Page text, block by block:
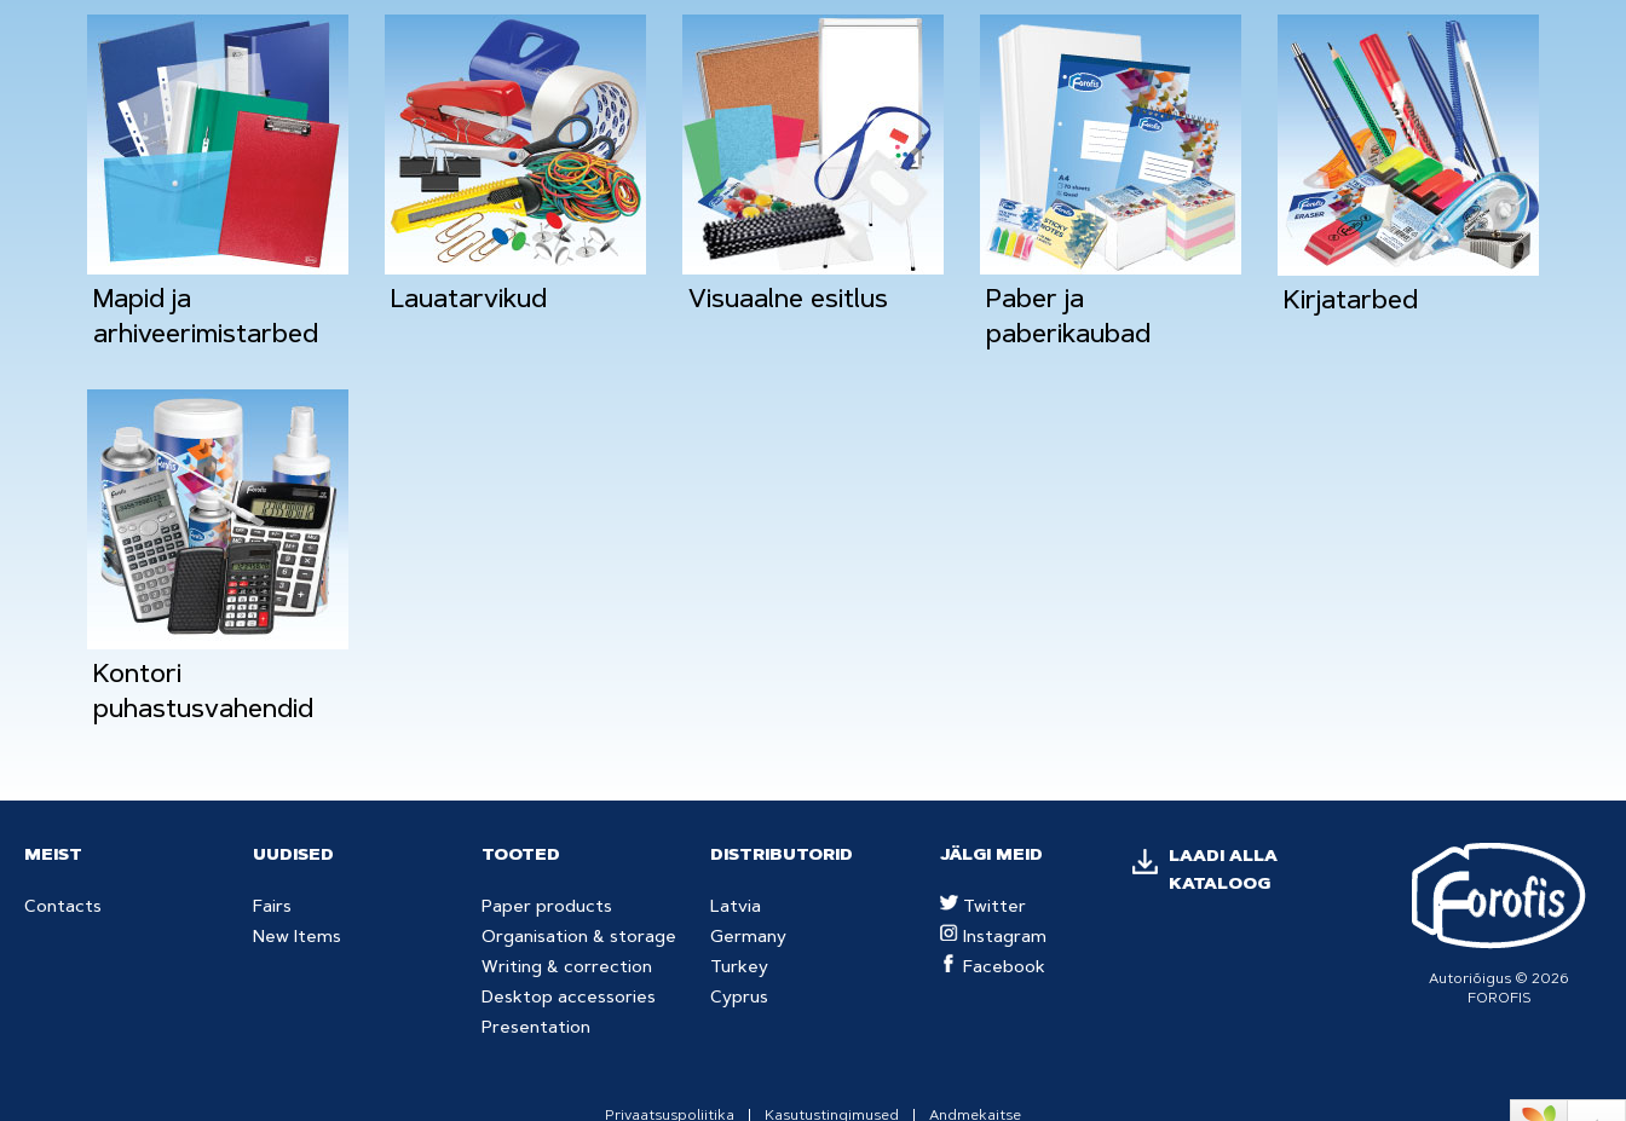
Mapid ja
arhiveerimistarbed
Lauatarvikud Visuaalne esitlus
Paber ja
paberikaubad
Kirjatarbed
Kontori
puhastusvahendid
MEIST
Contacts
UUDISED
Fairs
New Items
TOOTED
Paper products
Organisation & storage
Writing & correction
Desktop accessories
Presentation
DISTRIBUTORID
Latvia
Germany
Turkey
Cyprus
JÄLGI MEID
Twitter
Instagram
Facebook
LAADI ALLA
KATALOOG
Autoriõigus © 2026
FOROFIS
Privaatsuspoliitika Kasutustingimused Andmekaitse